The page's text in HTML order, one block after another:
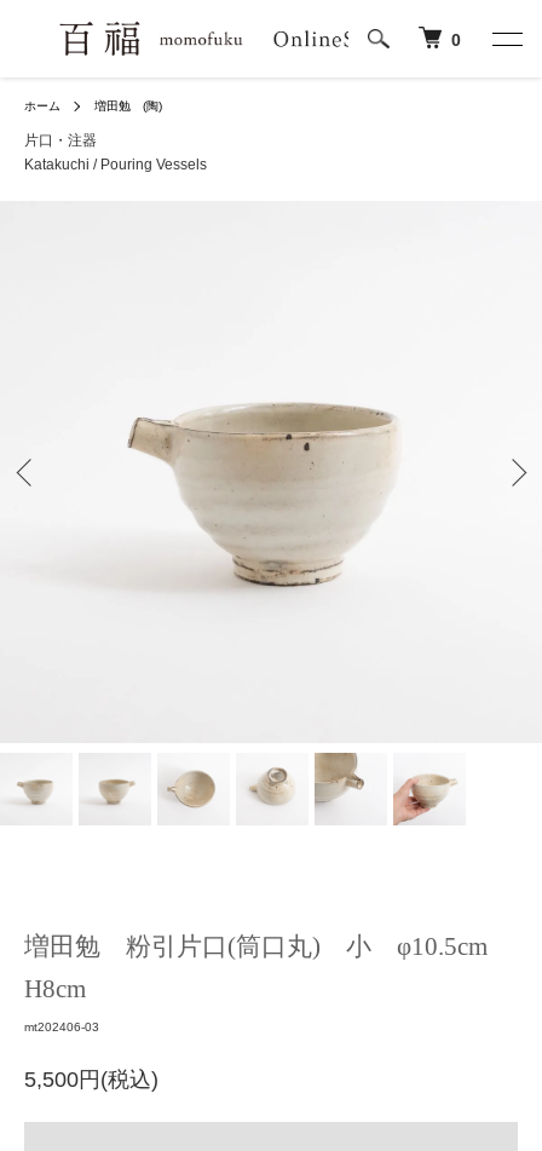
0
ホーム 増田勉 (陶)
片口・注器
Katakuchi / Pouring Vessels
増田勉 粉引片口(筒口丸) 小 φ10.5cm
H8cm
mt202406-03
5,500円(税込)